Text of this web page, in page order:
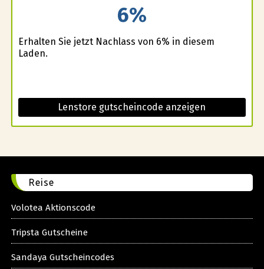
6%
Erhalten Sie jetzt Nachlass von 6% in diesem
Laden.
Lenstore gutscheincode anzeigen
Reise
Volotea Aktionscode
Tripsta Gutscheine
Sandaya Gutscheincodes